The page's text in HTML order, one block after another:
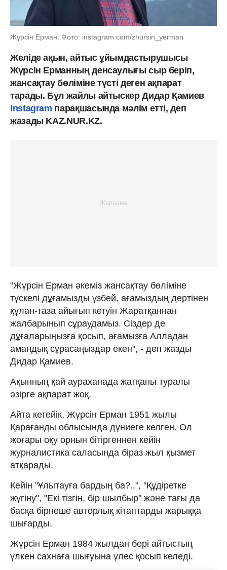
Жүрсін Ерман. Фото: instagram.com/zhursin_yerman
Желіде ақын, айтыс ұйымдастырушысы
Жүрсін Ерманның денсаулығы сыр беріп,
жансақтау бөліміне түсті деген ақпарат
тарады. Бұл жайлы айтыскер Дидар Қамиев
Instagram парақшасында мәлім етті, деп
жазады KAZ.NUR.KZ.
"Жүрсін Ерман әкеміз жансақтау бөліміне
түскелі дұғамызды үзбей, ағамыздың дертінен
құлан-таза айығып кетуін Жаратқаннан
жалбарынып сұраудамыз. Сіздер де
дұғаларыңызға қосып, ағамызға Алладан
амандық сұрасаңыздар екен", - деп жазды
Дидар Қамиев.
Ақынның қай аураханада жатқаны туралы
әзірге ақпарат жоқ.
Айта кетейік, Жүрсін Ерман 1951 жылы
Қарағанды облысында дүниеге келген. Ол
жоғары оқу орнын бітіргеннен кейін
журналистика саласында біраз жыл қызмет
атқарады.
Кейін "Ұлытауға бардың ба?..", "Құдіретке
жүгіну", "Екі тізгін, бір шылбыр" және тағы да
басқа бірнеше авторлық кітаптарды жарыққа
шығарды.
Жүрсін Ерман 1984 жылдан бері айтыстың
үлкен сахнаға шығуына үлес қосып келеді.